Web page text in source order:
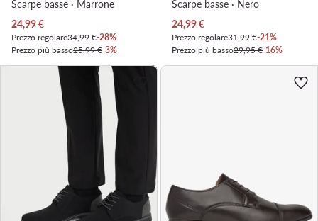
Scarpe basse · Marrone
Prezzo attuale
24,99€
Prezzo regolare34,99 €-28%
Prezzo più basso25,99 €-3%
Scarpe basse · Nero
Prezzo attuale
24,99€
Prezzo regolare31,99 €-21%
Prezzo più basso29,95 €-16%